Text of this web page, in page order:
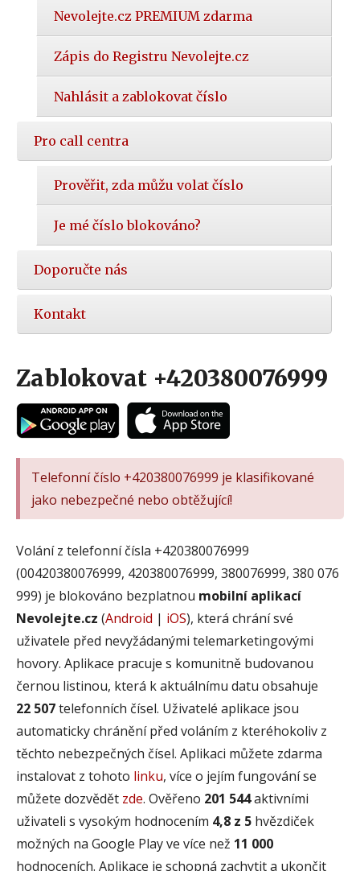
Nevolejte.cz PREMIUM zdarma
Zápis do Registru Nevolejte.cz
Nahlásit a zablokovat číslo
Pro call centra
Prověřit, zda můžu volat číslo
Je mé číslo blokováno?
Doporučte nás
Kontakt
Zablokovat +420380076999
Telefonní číslo +420380076999 je klasifikované
jako nebezpečné nebo obtěžující!
Volání z telefonní čísla +420380076999
(00420380076999, 420380076999, 380076999, 380 076
999) je blokováno bezplatnou mobilní aplikací
Nevolejte.cz (Android | iOS), která chrání své
uživatele před nevyžádanými telemarketingovými
hovory. Aplikace pracuje s komunitně budovanou
černou listinou, která k aktuálnímu datu obsahuje
22 507telefonních čísel. Uživatelé aplikace jsou
automaticky chránění před voláním z kteréhokoliv z
těchto nebezpečných čísel. Aplikaci můžete zdarma
instalovat z tohoto linku, více o jejím fungování se
můžete dozvědět zde. Ověřeno 201 544aktivními
uživateli s vysokým hodnocením 4,8 z 5 hvězdiček
možných na Google Play ve více než 11 000
hodnoceních. Aplikace je schopná zachytit a ukončit